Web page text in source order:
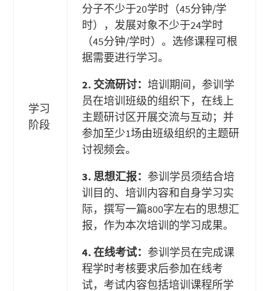
学习
阶段
分子不少于20学时（45分钟/学
时），发展对象不少于24学时
（45分钟/学时）。选修课程可根
据需要进行学习。
2. 交流研讨：培训期间，参训学
员在培训班级的组织下，在线上
主题研讨区开展交流与互动；并
参加至少1场由班级组织的主题研
讨视频会。
3.思想汇报： 参训学员须结合培
训目的、培训内容和自身学习实
际，撰写一篇800字左右的思想汇
报，作为本次培训的学习成果。
4.在线考试： 参训学员在完成课
程学时考核要求后参加在线考
试，考试内容包括培训课程所学